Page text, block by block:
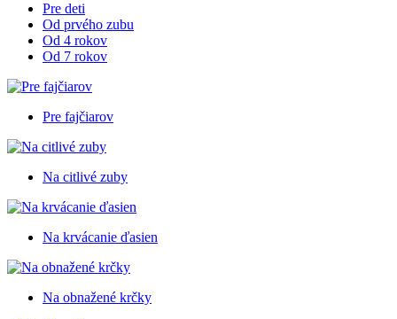
Pre deti
Od prvého zubu
Od 4 rokov
Od 7 rokov
Pre fajčiarov
Na citlivé zuby
Na krvácanie ďasien
Na obnažené krčky